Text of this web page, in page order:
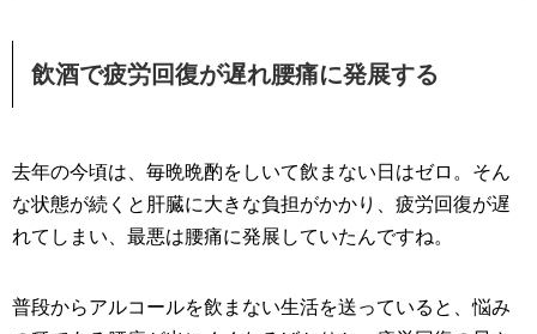
飲酒で疲労回復が遅れ腰痛に発展する
去年の今頃は、毎晩晩酌をしいて飲まない日はゼロ。そん
な状態が続くと肝臓に大きな負担がかかり、疲労回復が遅
れてしまい、最悪は腰痛に発展していたんですね。
普段からアルコールを飲まない生活を送っていると、悩み